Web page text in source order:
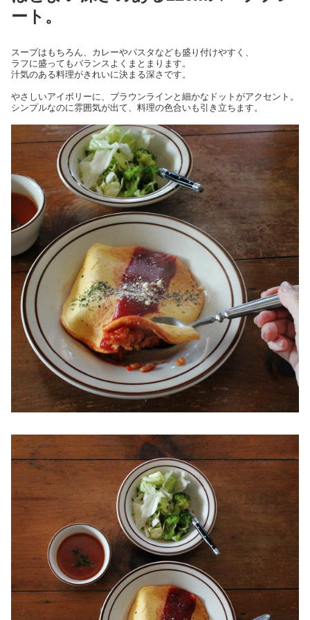
ート。
スープはもちろん、カレーやパスタなども盛り付けやすく、
ラフに盛ってもバランスよくまとまります。
汁気のある料理がきれいに決まる深さです。
やさしいアイボリーに、ブラウンラインと細かなドットがアクセント。
シンプルなのに雰囲気が出て、料理の色合いも引き立ちます。